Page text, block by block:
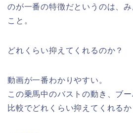
のが一番の特徴だというのは、
こと。
どれくらい抑えてくれるのか？
動画が一番わかりやすい。
この乗馬中のバストの動き、ブ
比較でどれくらい抑えてくれるか